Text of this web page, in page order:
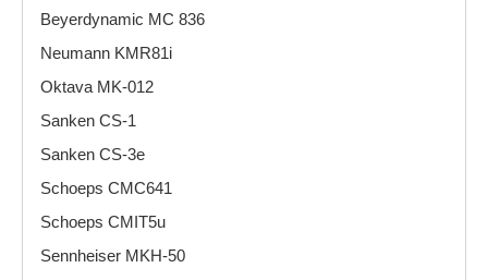
Beyerdynamic MC 836
Neumann KMR81i
Oktava MK-012
Sanken CS-1
Sanken CS-3e
Schoeps CMC641
Schoeps CMIT5u
Sennheiser MKH-50